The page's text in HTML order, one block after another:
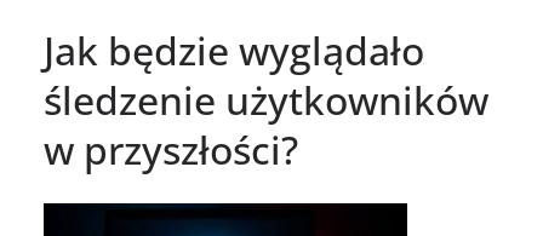
Jak będzie wyglądało
śledzenie użytkowników
w przyszłości?